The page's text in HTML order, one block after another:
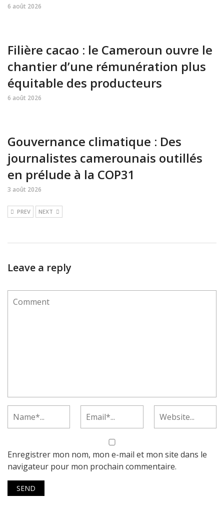
6 août 2026
Filière cacao : le Cameroun ouvre le
chantier d’une rémunération plus
équitable des producteurs
6 août 2026
Gouvernance climatique : Des
journalistes camerounais outillés
en prélude à la COP31
3 août 2026
PREV NEXT
Leave a reply
Enregistrer mon nom, mon e-mail et mon site dans le
navigateur pour mon prochain commentaire.